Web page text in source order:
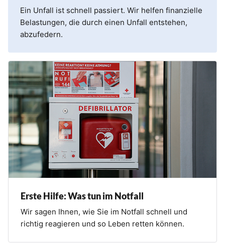
Ein Unfall ist schnell passiert. Wir helfen finanzielle
Belastungen, die durch einen Unfall entstehen,
abzufedern.
Erste Hilfe: Was tun im Notfall
Wir sagen Ihnen, wie Sie im Notfall schnell und
richtig reagieren und so Leben retten können.